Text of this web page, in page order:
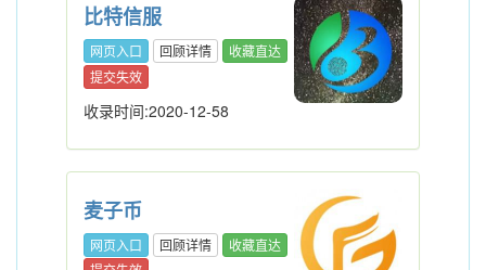
比特信服
网页入口 回顾详情
收藏直达
提交失效
收录时间:2020-12-58
麦子币
网页入口 回顾详情
收藏直达